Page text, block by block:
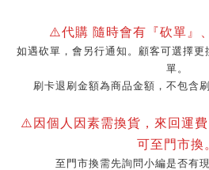
⚠️代購 隨時會有『砍單』
如遇砍單，會另行通知。顧客可選擇
單。
刷卡退刷金額為商品金額，不包含
⚠️因個人因素需換貨，來回運
可至門市換
至門市換需先詢問小編是否有